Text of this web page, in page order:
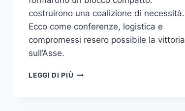
costruirono una coalizione di necessità.
Ecco come conferenze, logistica e
compromessi resero possibile la vittoria
sull’Asse.
LEGGI DI PIÙ LA